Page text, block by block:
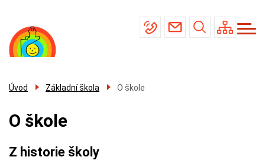
hlavnímu
obsahu
navigace
Mateřská škola
Úřední deska
Kontakty
Úvod Základní škola O škole
O škole
Z historie školy